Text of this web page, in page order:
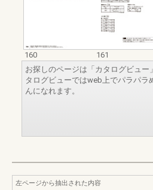
160
161
お探しのページは「カタログビュー
タログビューではweb上でパラパラ
んになれます。
左ページから抽出された内容